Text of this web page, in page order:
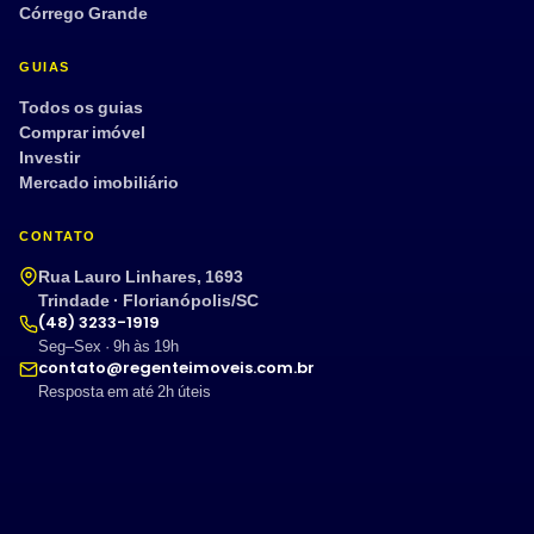
Córrego Grande
GUIAS
Todos os guias
Comprar imóvel
Investir
Mercado imobiliário
CONTATO
Rua Lauro Linhares, 1693
Trindade · Florianópolis/SC
(48) 3233-1919
Seg–Sex · 9h às 19h
contato@regenteimoveis.com.br
Resposta em até 2h úteis